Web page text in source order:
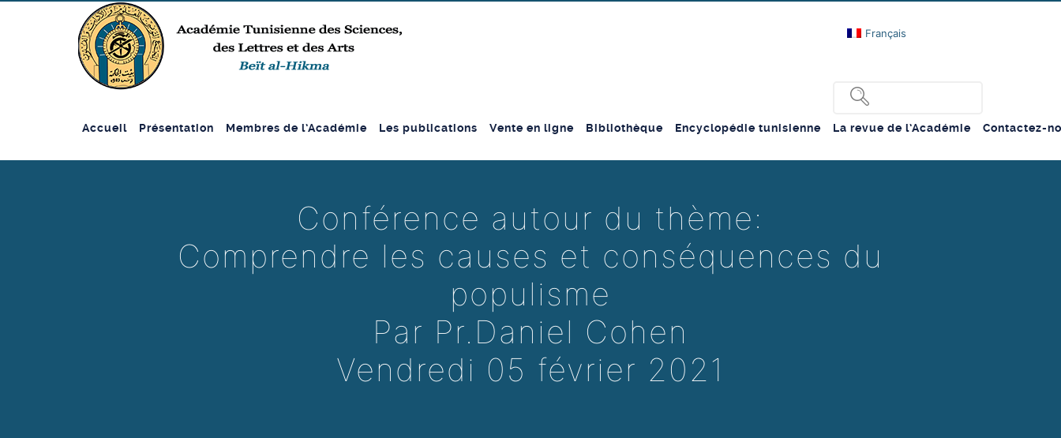
Français
Accueil Présentation Membres de l’Académie Les publications Vente en ligne Bibliothèque Encyclopédie tunisienne La revue de l’Académie Contactez-
Conférence autour du thème:
Comprendre les causes et conséquences du
populisme
Par Pr.Daniel Cohen
Vendredi 05 février 2021